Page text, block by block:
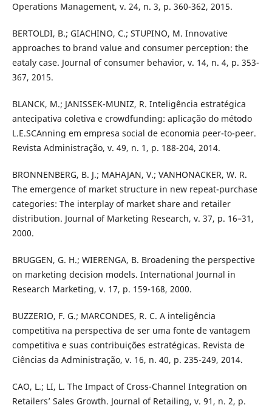
Operations Management, v. 24, n. 3, p. 360-362, 2015.
BERTOLDI, B.; GIACHINO, C.; STUPINO, M. Innovative
approaches to brand value and consumer perception: the
eataly case. Journal of consumer behavior, v. 14, n. 4, p. 353-
367, 2015.
BLANCK, M.; JANISSEK-MUNIZ, R. Inteligência estratégica
antecipativa coletiva e crowdfunding: aplicação do método
L.E.SCAnning em empresa social de economia peer-to-peer.
Revista Administração, v. 49, n. 1, p. 188-204, 2014.
BRONNENBERG, B. J.; MAHAJAN, V.; VANHONACKER, W. R.
The emergence of market structure in new repeat-purchase
categories: The interplay of market share and retailer
distribution. Journal of Marketing Research, v. 37, p. 16–31,
2000.
BRUGGEN, G. H.; WIERENGA, B. Broadening the perspective
on marketing decision models. International Journal in
Research Marketing, v. 17, p. 159-168, 2000.
BUZZERIO, F. G.; MARCONDES, R. C. A inteligência
competitiva na perspectiva de ser uma fonte de vantagem
competitiva e suas contribuições estratégicas. Revista de
Ciências da Administração, v. 16, n. 40, p. 235-249, 2014.
CAO, L.; LI, L. The Impact of Cross-Channel Integration on
Retailers’ Sales Growth. Journal of Retailing, v. 91, n. 2, p.